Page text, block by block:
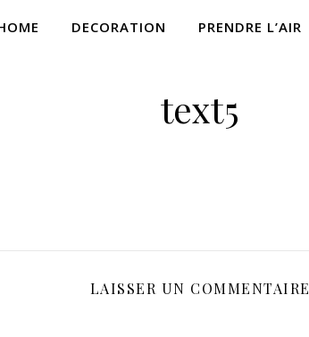
DECORATION PRENDRE L’AIR
text5
LAISSER UN COMMENTAIRE